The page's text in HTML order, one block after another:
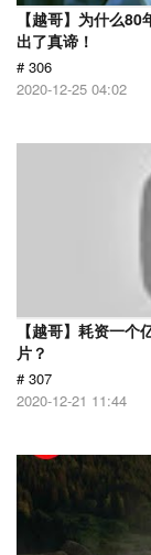
【越哥】为什么
出了真谛！
# 306
2020-12-25 04:02
【越哥】耗资一
片？
# 307
2020-12-21 11:44